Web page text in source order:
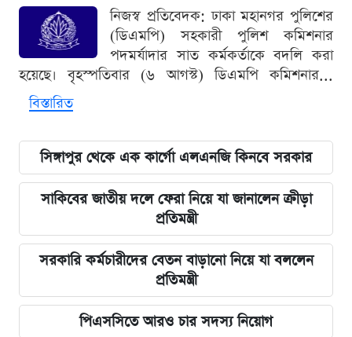
নিজস্ব প্রতিবেদক: ঢাকা মহানগর পুলিশের
(ডিএমপি) সহকারী পুলিশ কমিশনার
পদমর্যাদার সাত কর্মকর্তাকে বদলি করা
হয়েছে। বৃহস্পতিবার (৬ আগস্ট) ডিএমপি কমিশনার...
বিস্তারিত
সিঙ্গাপুর থেকে এক কার্গো এলএনজি কিনবে সরকার
সাকিবের জাতীয় দলে ফেরা নিয়ে যা জানালেন ক্রীড়া
প্রতিমন্ত্রী
সরকারি কর্মচারীদের বেতন বাড়ানো নিয়ে যা বললেন
প্রতিমন্ত্রী
পিএসসিতে আরও চার সদস্য নিয়োগ